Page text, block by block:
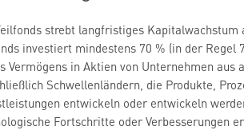
strebt langfristiges Kapitalwachstum
investiert mindestens 70 % (in der Regel
Vermögens in Aktien von Unternehmen aus
Schwellenländern, die Produkte,
entwickeln oder entwickeln
Fortschritte oder Verbesserungen